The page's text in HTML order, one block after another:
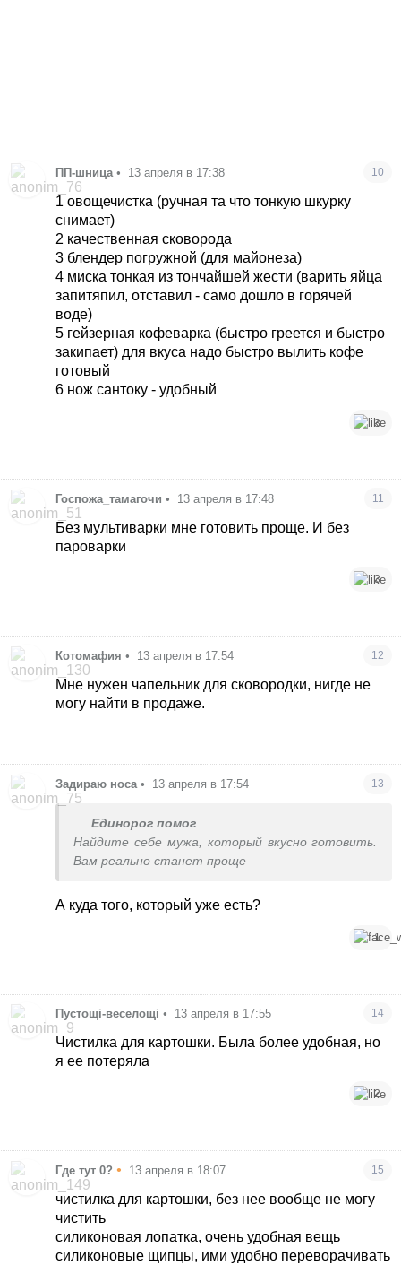
ПП-шница • 13 апреля в 17:38 10
1 овощечистка (ручная та что тонкую шкурку
снимает)
2 качественная сковорода
3 блендер погружной (для майонеза)
4 миска тонкая из тончайшей жести (варить яйца
запитяпил, отставил - само дошло в горячей
воде)
5 гейзерная кофеварка (быстро греется и быстро
закипает) для вкуса надо быстро вылить кофе
готовый
6 нож сантоку - удобный
3
Госпожа_тамагочи • 13 апреля в 17:48 11
Без мультиварки мне готовить проще. И без
пароварки
3
Котомафия • 13 апреля в 17:54 12
Мне нужен чапельник для сковородки, нигде не
могу найти в продаже.
Задираю носа • 13 апреля в 17:54 13
Единорог помог
Найдите себе мужа, который вкусно готовить.
Вам реально станет проще
А куда того, который уже есть?
1
Пустощі-веселощі • 13 апреля в 17:55 14
Чистилка для картошки. Была более удобная, но
я ее потеряла
2
Где тут 0? • 13 апреля в 18:07 15
чистилка для картошки, без нее вообще не могу
чистить
силиконовая лопатка, очень удобная вещь
силиконовые щипцы, ими удобно переворачивать